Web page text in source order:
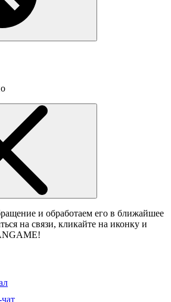
и обработаем его в ближайшее
на связи, кликайте на иконку и